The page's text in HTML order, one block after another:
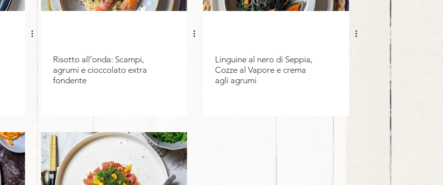
Risotto all’onda: Scampi,
agrumi e cioccolato extra
fondente
Linguine al nero di Seppia,
Cozze al Vapore e crema
agli agrumi